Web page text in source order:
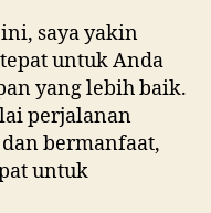
saya yakin
untuk Anda
yang lebih baik.
perjalanan
bermanfaat,
untuk